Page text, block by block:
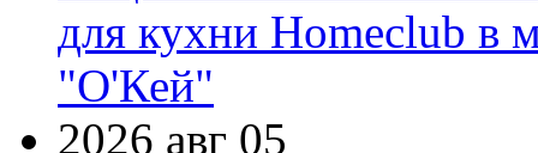
для кухни Homeclub в
"О'Кей"
2026 авг 05